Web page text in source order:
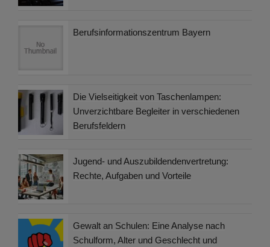
Berufsinformationszentrum Bayern
Die Vielseitigkeit von Taschenlampen:
Unverzichtbare Begleiter in verschiedenen
Berufsfeldern
Jugend- und Auszubildendenvertretung:
Rechte, Aufgaben und Vorteile
Gewalt an Schulen: Eine Analyse nach
Schulform, Alter und Geschlecht und